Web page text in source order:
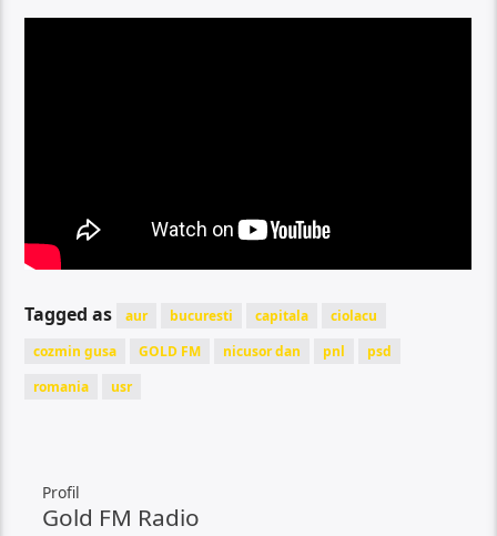
Tagged as aur bucuresti capitala
ciolacu
cozmin gusa
GOLD FM nicusor dan pnl
psd
romania
usr
Profil
Gold FM Radio